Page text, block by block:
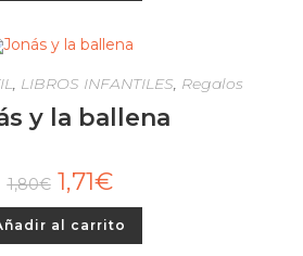
, LIBROS INFANTILES, Regalos
y la ballena
1,80€ 1,71€
al carrito